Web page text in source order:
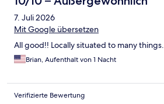
7. Juli 2026
Mit Google übersetzen
All good!! Locally situated to many things.
Brian, Aufenthalt von 1 Nacht
Verifizierte Bewertung